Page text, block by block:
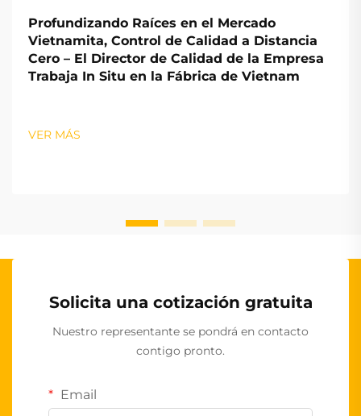
Profundizando Raíces en el Mercado
Vietnamita, Control de Calidad a Distancia
Cero – El Director de Calidad de la Empresa
Trabaja In Situ en la Fábrica de Vietnam
VER MÁS
Solicita una cotización gratuita
Nuestro representante se pondrá en contacto
contigo pronto.
Email